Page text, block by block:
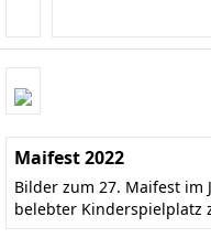
Maifest 2022
Bilder zum 27. Maifest im
belebter Kinderspielplatz